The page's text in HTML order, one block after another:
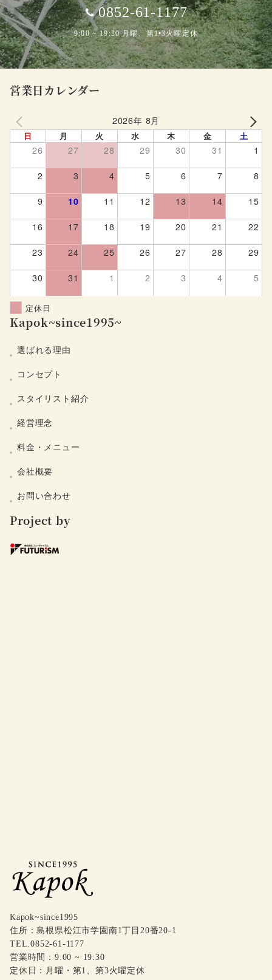
0852-61-1177
9:00 ~ 19:30 月曜、第1•3火曜定休
営業日カレンダー
2026年 8月
日 月 火 水 木 金 土
26 27 28 29 30 31 1
2 3 4 5 6 7 8
9 10 11 12 13 14 15
16 17 18 19 20 21 22
23 24 25 26 27 28 29
30 31 1 2 3 4 5
定休日
Kapok~since1995~
選ばれる理由
コンセプト
スタイリスト紹介
経営理念
料金・メニュー
会社概要
お問い合わせ
Project by
Kapok~since1995
住所：島根県松江市学園南1丁目20番20-1
TEL.0852-61-1177
営業時間：9:00 ~ 19:30
定休日：月曜・第1、第3火曜定休